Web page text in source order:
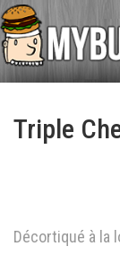
Triple
Décortiqué à la